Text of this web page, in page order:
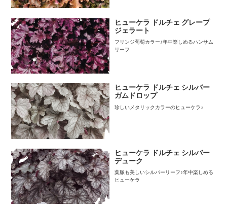
ヒューケラ ドルチェ グレープ
ジェラート
フリンジ葡萄カラー♪年中楽しめるハンサム
リーフ
ヒューケラ ドルチェ シルバー
ガムドロップ
珍しいメタリックカラーのヒューケラ♪
ヒューケラ ドルチェ シルバー
デューク
葉脈も美しいシルバーリーフ♪年中楽しめる
ヒューケラ